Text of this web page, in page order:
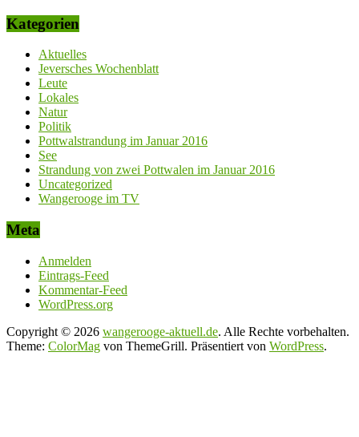
Kategorien
Aktuelles
Jeversches Wochenblatt
Leute
Lokales
Natur
Politik
Pottwalstrandung im Januar 2016
See
Strandung von zwei Pottwalen im Januar 2016
Uncategorized
Wangerooge im TV
Meta
Anmelden
Eintrags-Feed
Kommentar-Feed
WordPress.org
Copyright © 2026 wangerooge-aktuell.de. Alle Rechte vorbehalten.
Theme: ColorMag von ThemeGrill. Präsentiert von WordPress.